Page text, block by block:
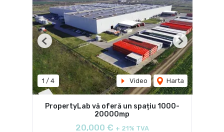
1 / 4 Video Harta
Previous Next
PropertyLab vă oferă un spațiu 1000-
20000mp
20,000 € + 21% TVA